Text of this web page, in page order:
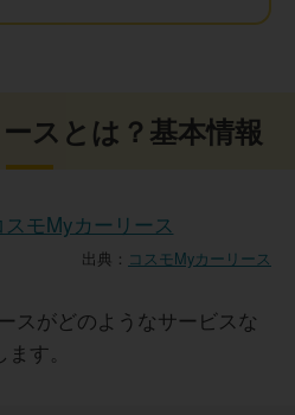
スとは？基本情報
出典： コスモMyカーリース
スがどのようなサービスな
す。